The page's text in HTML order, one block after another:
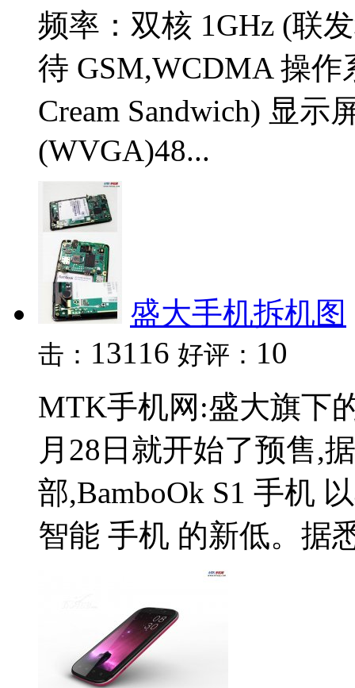
频率：双核 1GHz (联
待 GSM,WCDMA 操作
Cream Sandwich) 显示
(WVGA)48...
盛大手机拆机图
击： 13116 好评： 10
MTK手机网:盛大旗下
月28日就开始了预售,
部,BamboOk S1 手机
智能 手机 的新低。据